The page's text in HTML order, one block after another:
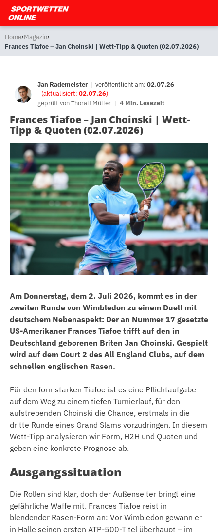
Home›Magazin›
Frances Tiafoe – Jan Choinski | Wett-Tipp & Quoten (02.07.2026)
Jan Rademeister | veröffentlicht am: 02.07.26
(aktualisiert: 02.07.26)
geprüft vonThoralf Müller | 4 Min. Lesezeit
Frances Tiafoe – Jan Choinski | Wett-
Tipp & Quoten (02.07.2026)
Am Donnerstag, dem 2. Juli 2026, kommt es in der
zweiten Runde von Wimbledon zu einem Duell mit
deutschem Nebenaspekt: Der an Nummer 17 gesetzte
US-Amerikaner Frances Tiafoe trifft auf den in
Deutschland geborenen Briten Jan Choinski. Gespielt
wird auf dem Court 2 des All England Clubs, auf dem
schnellen englischen Rasen.
Für den formstarken Tiafoe ist es eine Pflichtaufgabe
auf dem Weg zu einem tiefen Turnierlauf, für den
aufstrebenden Choinski die Chance, erstmals in die
dritte Runde eines Grand Slams vorzudringen. In diesem
Wett-Tipp analysieren wir Form, H2H und Quoten und
geben eine konkrete Prognose ab.
Ausgangssituation
Die Rollen sind klar, doch der Außenseiter bringt eine
gefährliche Waffe mit. Frances Tiafoe reist in
blendender Rasen-Form an: Vor Wimbledon gewann er
in Halle seinen ersten ATP-500-Titel überhaupt – im